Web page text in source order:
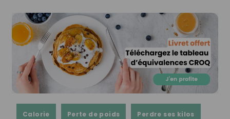
Calorie Perte de poids Perdre ses kilos